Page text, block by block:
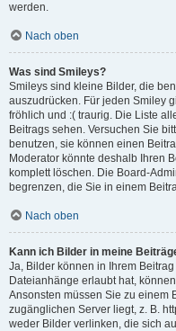
werden.
Nach oben
Was sind Smileys?
Smileys sind kleine Bilder, die
auszudrücken. Für jeden Smiley
fröhlich und :( traurig. Die Liste
Beitrags sehen. Versuchen Sie
benutzen, sie können einen
Moderator könnte deshalb Ihren
komplett löschen. Die Board-
begrenzen, die Sie in einem
Nach oben
Kann ich Bilder in meine
Ja, Bilder können in Ihrem
Dateianhänge erlaubt hat,
Ansonsten müssen Sie zu einem
zugänglichen Server liegt, z. B.
weder Bilder verlinken, die sich